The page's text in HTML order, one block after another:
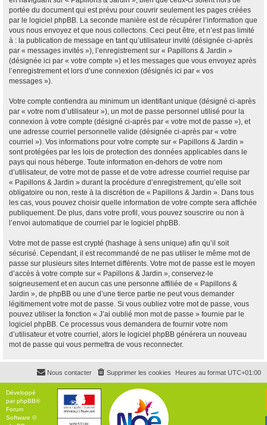
portée du document qui est prévu pour couvrir seulement les pages créées
par le logiciel phpBB. La seconde manière est de récupérer l’information que
vous nous envoyez et que nous collectons. Ceci peut être, et n’est pas limité
à : la publication de message en tant qu’utilisateur invité (désignée ci-après
par « messages invités »), l’enregistrement sur « Papillons & Jardin »
(désignée ici par « votre compte ») et les messages que vous envoyez après
l’enregistrement et lors d’une connexion (désignés ici par « vos
messages »).
Votre compte contiendra au minimum un identifiant unique (désigné ci-après
par « votre nom d’utilisateur »), un mot de passe personnel utilisé pour la
connexion à votre compte (désigné ci-après par « votre mot de passe »), et
une adresse courriel personnelle valide (désignée ci-après par « votre
courriel »). Vos informations pour votre compte sur « Papillons & Jardin »
sont protégées par les lois de protection des données applicables dans le
pays qui nous héberge. Toute information en-dehors de votre nom
d’utilisateur, de votre mot de passe et de votre adresse courriel requise par
« Papillons & Jardin » durant la procédure d’enregistrement, qu’elle soit
obligatoire ou non, reste à la discrétion de « Papillons & Jardin ». Dans tous
les cas, vous pouvez choisir quelle information de votre compte sera affichée
publiquement. De plus, dans votre profil, vous pouvez souscrire ou non à
l’envoi automatique de courriel par le logiciel phpBB.
Votre mot de passe est crypté (hashage à sens unique) afin qu’il soit
sécurisé. Cependant, il est recommandé de ne pas utiliser le même mot de
passe sur plusieurs sites Internet différents. Votre mot de passe est le moyen
d’accès à votre compte sur « Papillons & Jardin », conservez-le
soigneusement et en aucun cas une personne affiliée de « Papillons &
Jardin », de phpBB ou une d’une tierce partie ne peut vous demander
légitimement votre mot de passe. Si vous oubliez votre mot de passe, vous
pouvez utiliser la fonction « J’ai oublié mon mot de passe » fournie par le
logiciel phpBB. Ce processus vous demandera de fournir votre nom
d’utilisateur et votre courriel, alors le logiciel phpBB générera un nouveau
mot de passe qui vous permettra de vous reconnecter.
Heures au format UTC+01:00
Supprimer les cookies
Nous contacter
Développé
parphpBB®
Forum
Software ©